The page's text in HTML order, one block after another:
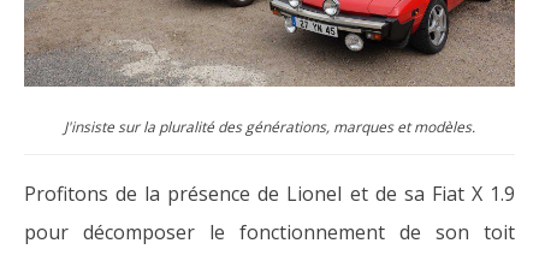
J'insiste sur la pluralité des générations, marques et modèles.
Profitons de la présence de Lionel et de sa Fiat X 1.9
pour décomposer le fonctionnement de son toit